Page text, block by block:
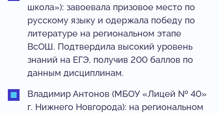
школа»): завоевала призовое место по
русскому языку и одержала победу по
литературе на региональном этапе
ВсОШ. Подтвердила высокий уровень
знаний на ЕГЭ, получив 200 баллов по
данным дисциплинам.
Владимир Антонов (МБОУ «Лицей № 40»
г. Нижнего Новгорода): на региональном